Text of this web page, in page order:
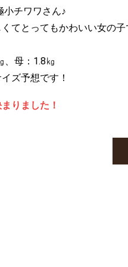
小チワワさん♪
くてとってもかわいい女の
、母：1.8㎏
ズ予想です！
りました！